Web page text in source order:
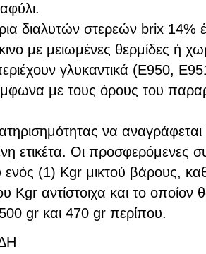
διαλυτών στερεών brix 14%
με μειωμένες θερμίδες ή
γλυκαντικά (Ε950,
με τους όρους του
να
ετικέτα. Οι προσφερόμενες
ενός (1) Kgr μικτού βάρους,
Kgr αντίστοιχα και το οποίον
gr και 470 gr περίπου.